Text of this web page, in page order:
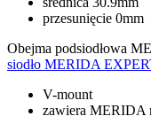
przesunięcie 0mm
Obejma podsiodłowa
siodło MERIDA
V-mount
zawiera MERIDA